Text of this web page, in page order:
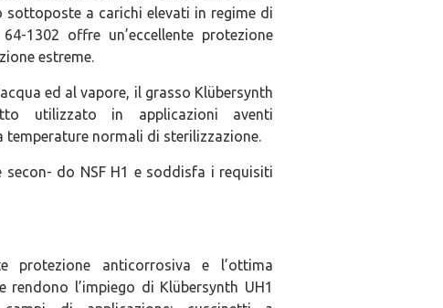
sottoposte a carichi elevati in regime di
1302 offre un’eccellente protezione
estreme.
ed al vapore, il grasso Klübersynth
utilizzato in applicazioni aventi
temperature normali di sterilizzazione.
secon- do NSF H1 e soddisfa i requisiti
protezione anticorrosiva e l’ottima
rendono l’impiego di Klübersynth UH1